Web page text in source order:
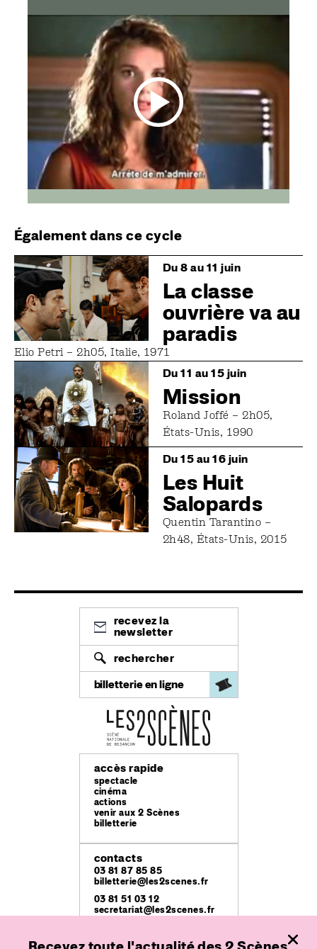
Également dans ce cycle
Image Du 8 au 11 juin
La classe
ouvrière va au
paradis
Elio Petri – 2h05, Italie, 1971
Du 11 au 15 juin
Mission
Roland Joffé – 2h05,
États-Unis, 1990
Image
Du 15 au 16 juin
Les Huit
Salopards
Quentin Tarantino –
2h48, États-Unis, 2015
recevez la
newsletter
rechercher
billetterie en ligne
accès rapide
spectacle
cinéma
actions
venir aux 2 Scènes
billetterie
contacts
03 81 87 85 85
billetterie@les2scenes.fr
03 81 51 03 12
secretariat@les2scenes.fr
lieux